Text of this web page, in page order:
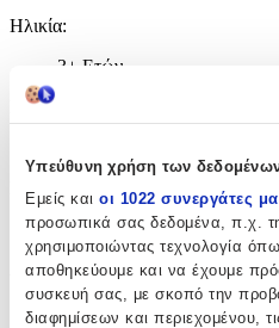
Υπεύθυνη χρήση των
Εμείς και οι 1022 συνεργάτες
προσωπικά σας δεδομένα, π.χ.
χρησιμοποιώντας τεχνολογία
αποθηκεύουμε και να έχουμε
συσκευή σας, με σκοπό την
διαφημίσεων και περιεχομένου,
Ηλικία:
3+ Ετών
Bristles
Εκπαιδευτικά
Όχι
Αρίθμησης:
Όχι